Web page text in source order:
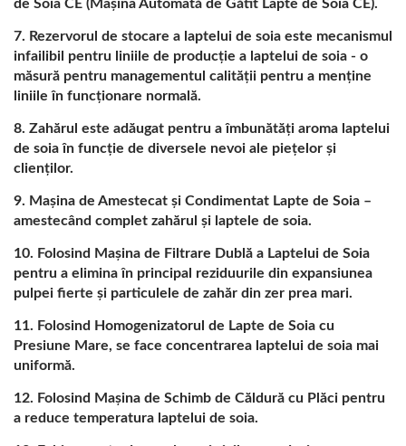
SOIA, MAȘINĂ DE LAPTE
DE SO / LIDER AL
MAȘINILOR AUTOMATE
DE FABRICARE A TOFU-
ULUI ȘI LAPTELUI DE
SOIA CU O PRIORITATE
DE TOP ÎN SIGURANȚA
ALIMENTELOR.
de Soia CE (Mașina Automată de Gătit Lapte de Soia CE).
Rezervorul de stocare a laptelui de soia este mecanismul
infailibil pentru liniile de producție a laptelui de soia - o
măsură pentru managementul calității pentru a menține
liniile în funcționare normală.
Zahărul este adăugat pentru a îmbunătăți aroma laptelui
de soia în funcție de diversele nevoi ale piețelor și
clienților.
Mașina de Amestecat și Condimentat Lapte de Soia –
amestecând complet zahărul și laptele de soia.
Folosind Mașina de Filtrare Dublă a Laptelui de Soia
pentru a elimina în principal reziduurile din expansiunea
pulpei fierte și particulele de zahăr din zer prea mari.
Folosind Homogenizatorul de Lapte de Soia cu
Presiune Mare, se face concentrarea laptelui de soia mai
uniformă.
Folosind Mașina de Schimb de Căldură cu Plăci pentru
a reduce temperatura laptelui de soia.